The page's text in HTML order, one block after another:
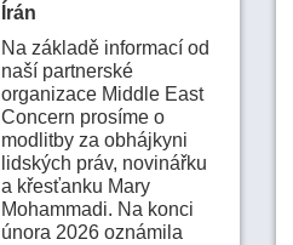
Írán
Na základě informací od
naší partnerské
organizace Middle East
Concern prosíme o
modlitby za obhájkyni
lidských práv, novinářku
a křesťanku Mary
Mohammadi. Na konci
února 2026 oznámila